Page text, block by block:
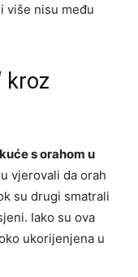
više nisu među
kroz
kuće s orahom u
vjerovali da orah
su drugi smatrali
Iako su ova
ukorijenjena u